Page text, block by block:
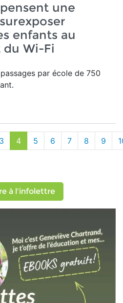
une
enfants au
Wi-Fi
par école de 750
3 4 5 6 7 8 9
à l'infolettre